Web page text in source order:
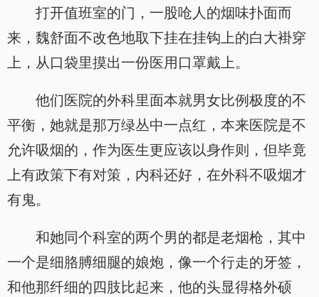
打开值班室的门，一股呛人的烟味扑面而
来，魏舒面不改色地取下挂在挂钩上的白大褂穿
上，从口袋里摸出一份医用口罩戴上。
他们医院的外科里面本就男女比例极度的不
平衡，她就是那万绿丛中一点红，本来医院是不
允许吸烟的，作为医生更应该以身作则，但毕竟
上有政策下有对策，内科还好，在外科不吸烟才
有鬼。
和她同个科室的两个男的都是老烟枪，其中
一个是细胳膊细腿的娘炮，像一个行走的牙签，
和他那纤细的四肢比起来，他的头显得格外硕